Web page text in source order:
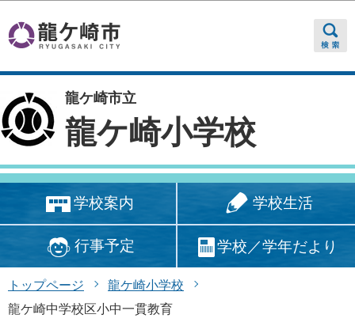
龍ケ崎市立
龍ケ崎小学校
学校案内 学校生活
行事予定 学校／学年だより
トップページ
龍ケ崎小学校
龍ケ崎中学校区小中一貫教育